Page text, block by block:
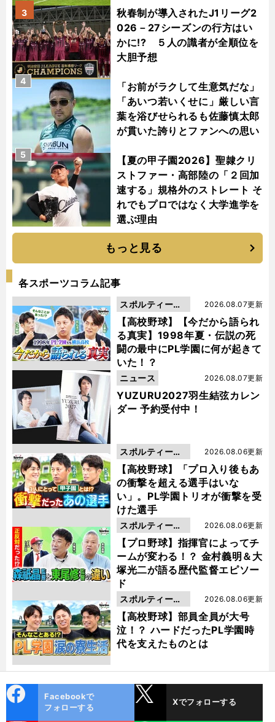
秋春制が導入されたJ1リーグ2
026－27シーズンの行方はい
かに!? ５人の識者が全順位を
大胆予想
3
「お前がラクして生意気だな」
「あいつ若いくせに」厳しい言
葉を浴びせられるも佐藤慎太郎
が貫いた誇りとファンへの思い
4
【夏の甲子園2026】聖隷クリ
ストファー・高部陸の「２回加
速する」規格外のストレート そ
れでもプロではなく大学進学を
選ぶ理由
5
もっと見る
各スポーツコラム記事
【高校野球】【今だから語られ
る真実】1998年夏・伝説の死
闘の最中にPL学園に何が起きて
いた！？
2026.08.07更新
スポルティーバ
動画
YUZURU2027羽生結弦カレン
ダー 予約受付中！
2026.08.07更新
ニュース
【高校野球】「プロ入り後もあ
の衝撃を超える選手はいな
い」。PL学園トリオが衝撃を受
けた選手
2026.08.06更新
スポルティーバ
動画
【プロ野球】指揮官によってチ
ームが変わる！？ 金村義明＆大
塚光二が語る歴代監督エピソー
ド
2026.08.06更新
スポルティーバ
動画
【高校野球】部員全員が大号
泣！？ ハードだったPL学園時
代を支えたものとは
2026.08.06更新
スポルティーバ
動画
ok
Facebookで
フォローする
Xでフォローする